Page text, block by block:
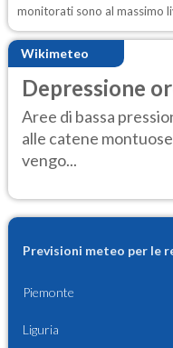
monitorati sono al massimo
Wikimeteo
Depressione
Aree di bassa
alle catene
vengo...
Previsioni meteo per le
Piemonte
Liguria